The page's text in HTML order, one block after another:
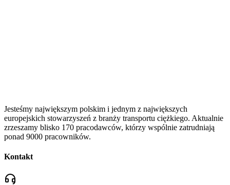
Jesteśmy największym polskim i jednym z największych
europejskich stowarzyszeń z branży transportu ciężkiego. Aktualnie
zrzeszamy blisko 170 pracodawców, którzy wspólnie zatrudniają
ponad 9000 pracowników.
Kontakt